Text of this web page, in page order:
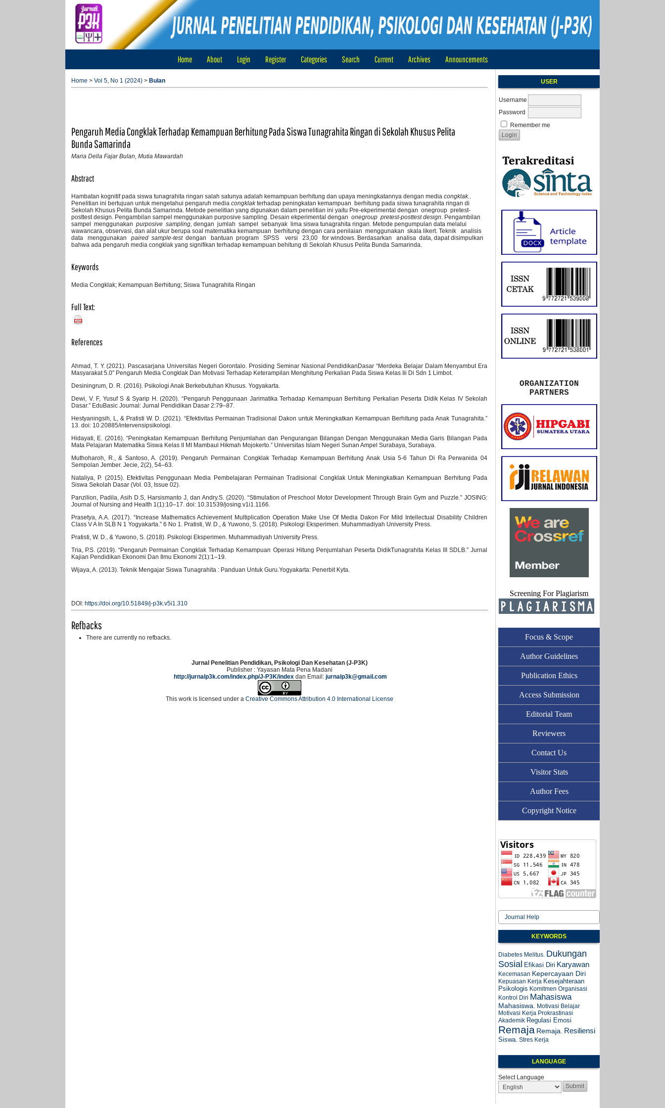
USER
Username
Password
Remember me
ORGANIZATION
PARTNERS
Screening For Plagiarism
Focus & Scope
Author Guidelines
Publication Ethics
Access Submission
Editorial Team
Reviewers
Contact Us
Visitor Stats
Author Fees
Copyright Notice
Journal Help
KEYWORDS
Diabetes Melitus. Dukungan
Sosial Efikasi Diri Karyawan
Kecemasan Kepercayaan Diri
Kepuasan Kerja Kesejahteraan
Psikologis Komitmen Organisasi
Kontrol Diri Mahasiswa
Mahasiswa. Motivasi Belajar
Motivasi Kerja Prokrastinasi
Akademik Regulasi Emosi
Remaja Remaja. Resiliensi
Siswa. Stres Kerja
LANGUAGE
Select Language
Home About Login Register Categories Search Current Archives Announcements
Home > Vol 5, No 1 (2024) > Bulan
Pengaruh Media Congklak Terhadap Kemampuan Berhitung Pada Siswa Tunagrahita Ringan di Sekolah Khusus Pelita
Bunda Samarinda
Maria Della Fajar Bulan, Mutia Mawardah
Abstract
Hambatan kognitif pada siswa tunagrahita ringan salah satunya adalah kemampuan berhitung dan upaya meningkatannya dengan media congklak..
Penelitian ini bertujuan untuk mengetahui pengaruh media congklakterhadap peningkatan kemampuan berhitung pada siswa tunagrahita ringan di
Sekolah Khusus Pelita Bunda Samarinda. Metode penelitian yang digunakan dalam penelitian ini yaitu Pre-ekperimental dengan onegroup pretest-
posttest design. Pengambilan sampel menggunakan purposive sampling. Desain ekperimental dengan onegroup pretest-posttest design . Pengambilan
sampel menggunakan purposive sampling, dengan jumlah sampel sebanyak lima siswa tunagrahita ringan. Metode pengumpulan data melalui
wawancara, observasi, dan alat ukur berupa soal matematika kemampuan berhitung dengan cara penilaian menggunakan skala likert. Teknik analisis
data menggunakan paired sample-testdengan bantuan program SPSS versi 23,00 for windows. Berdasarkan analisa data, dapat disimpulkan
bahwa ada pengaruh media congklak yang signifikan terhadap kemampuan behitung di Sekolah Khusus Pelita Bunda Samarinda.
Keywords
Media Congklak; Kemampuan Berhitung; Siswa Tunagrahita Ringan
Full Text:
PDF
References
Ahmad, T. Y. (2021). Pascasarjana Universitas Negeri Gorontalo. Prosiding Seminar Nasional PendidikanDasar “Merdeka Belajar Dalam Menyambut Era
Masyarakat 5.0” Pengaruh Media Congklak Dan Motivasi Terhadap Keterampilan Menghitung Perkalian Pada Siswa Kelas Iii Di Sdn 1 Limbot.
Desiningrum, D. R. (2016). Psikologi Anak Berkebutuhan Khusus. Yogyakarta.
Dewi, V. F, Yusuf S & Syarip H. (2020). “Pengaruh Penggunaan Jarimatika Terhadap Kemampuan Berhitung Perkalian Peserta Didik Kelas IV Sekolah
Dasar.” EduBasic Journal: Jurnal Pendidikan Dasar 2:79–87.
Hestyaningsih, L, & Pratisti W. D. (2021). “Efektivitas Permainan Tradisional Dakon untuk Meningkatkan Kemampuan Berhitung pada Anak Tunagrahita.”
13. doi: 10.20885/intervensipsikologi.
Hidayati, E. (2016). “Peningkatan Kemampuan Berhitung Penjumlahan dan Pengurangan Bilangan Dengan Menggunakan Media Garis Bilangan Pada
Mata Pelajaran Matematika Siswa Kelas II MI Mambaul Hikmah Mojokerto.” Universitas Islam Negeri Sunan Ampel Surabaya, Surabaya.
Muthoharoh, R., & Santoso, A. (2019). Pengaruh Permainan Congklak Terhadap Kemampuan Berhitung Anak Usia 5-6 Tahun Di Ra Perwanida 04
Sempolan Jember. Jecie, 2(2), 54–63.
Nataliya, P. (2015). Efektivitas Penggunaan Media Pembelajaran Permainan Tradisional Congklak Untuk Meningkatkan Kemampuan Berhitung Pada
Siswa Sekolah Dasar (Vol. 03, Issue 02).
Panzilion, Padila, Asih D.S, Harsismanto J, dan Andry.S. (2020). “Stimulation of Preschool Motor Development Through Brain Gym and Puzzle.” JOSING:
Journal of Nursing and Health 1(1):10–17. doi: 10.31539/josing.v1i1.1166.
Prasetya, A.A. (2017). “Increase Mathematics Achievement Multiplication Operation Make Use Of Media Dakon For Mild Intellectual Disability Children
Class V A In SLB N 1 Yogyakarta.” 6 No 1. Pratisti, W. D., & Yuwono, S. (2018). Psikologi Eksperimen. Muhammadiyah University Press.
Pratisti, W. D., & Yuwono, S. (2018). Psikologi Eksperimen. Muhammadiyah University Press.
Tria, P.S. (2019). “Pengaruh Permainan Congklak Terhadap Kemampuan Operasi Hitung Penjumlahan Peserta DidikTunagrahita Kelas III SDLB.” Jurnal
Kajian Pendidikan Ekonomi Dan Ilmu Ekonomi 2(1):1–19.
Wijaya, A. (2013). Teknik Mengajar Siswa Tunagrahita : Panduan Untuk Guru.Yogyakarta: Penerbit Kyta.
DOI: https://doi.org/10.51849/j-p3k.v5i1.310
Refbacks
There are currently no refbacks.
Jurnal Penelitian Pendidikan, Psikologi Dan Kesehatan (J-P3K)
Publisher : Yayasan Mata Pena Madani
http://jurnalp3k.com/index.php/J-P3K/indexdan Email: jurnalp3k@gmail.com
This work is licensed under a Creative Commons Attribution 4.0 International License